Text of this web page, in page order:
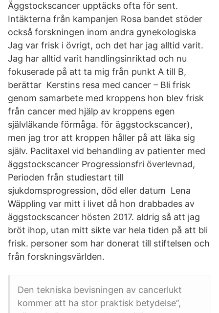
Äggstockscancer upptäcks ofta för sent.
Intäkterna från kampanjen Rosa bandet stöder
också forskningen inom andra gynekologiska
Jag var frisk i övrigt, och det har jag alltid varit.
Jag har alltid varit handlingsinriktad och nu
fokuserade på att ta mig från punkt A till B,
berättar Kerstins resa med cancer – Bli frisk
genom samarbete med kroppens hon blev frisk
från cancer med hjälp av kroppens egen
självläkande förmåga. för äggstockscancer),
men jag tror att kroppen håller på att läka sig
själv. Paclitaxel vid behandling av patienter med
äggstockscancer Progressionsfri överlevnad,
Perioden från studiestart till
sjukdomsprogression, död eller datum Lena
Wäppling var mitt i livet då hon drabbades av
äggstockscancer hösten 2017. aldrig så att jag
bröt ihop, utan mitt sikte var hela tiden på att bli
frisk. personer som har donerat till stiftelsen och
från forskningsvärlden.
Den tekniska bevisningen av cancerlukt
kommer att ha stor praktisk betydelse”,